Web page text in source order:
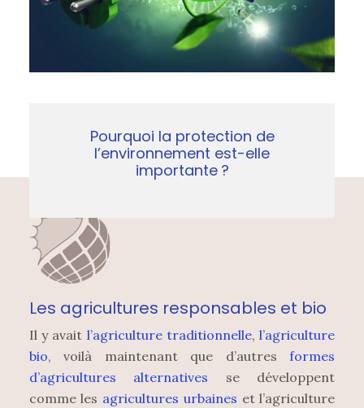
Pourquoi la protection de
l’environnement est-elle
importante ?
Les agricultures responsables et bio
Il y avait l’agriculture traditionnelle,l’agriculture
bio, voilà maintenant que d’autresformes
d’agricultures alternatives se développent
comme les agricultures urbaines et l’agriculture